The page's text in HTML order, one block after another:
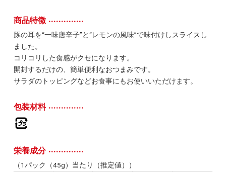
商品特徴
豚の耳を“一味唐辛子”と“レモンの風味”で味付けしスライスし
ました。
コリコリした食感がクセになります。
開封するだけの、簡単便利なおつまみです。
サラダのトッピングなどお食事にもお使いいただけます。
包装材料
栄養成分
（1パック（45g）当たり（推定値））